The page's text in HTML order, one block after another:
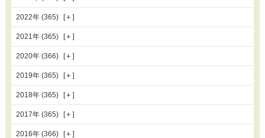
2022年 (365)
2021年 (365)
2020年 (366)
2019年 (365)
2018年 (365)
2017年 (365)
2016年 (366)